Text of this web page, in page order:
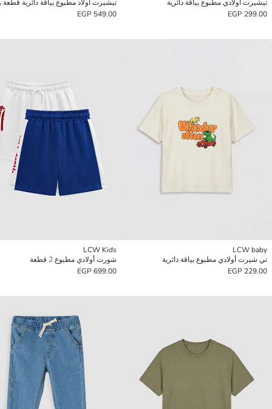
تيشيرت أولادي مطبوع بياقة دائرية
299.00 EGP
تيشيرت أولاد مطبوع بياقة دائرية قطعة
549.00 EGP
LCW baby
تي شيرت أولادي مطبوع بياقة دائرية
229.00 EGP
LCW Kids
شورت أولادي مطبوع 2 قطعة
699.00 EGP